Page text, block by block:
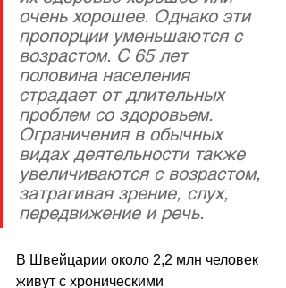
очень хорошее. Однако эти
пропорции уменьшаются с
возрастом. С 65 лет
половина населения
страдает от длительных
проблем со здоровьем.
Ограничения в обычных
видах деятельности также
увеличиваются с возрастом,
затрагивая зрение, слух,
передвижение и речь.
В Швейцарии около 2,2 млн человек
живут с хроническими